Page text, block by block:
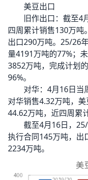
美豆出口
旧作出口：截至4
四周累计销售130万吨
出口290万吨。25/26
量4191万吨的77%；
3852万吨，完成计划
96%。
对华：4月16日当
对华销售4.32万吨，
44.62万吨，近四周累
截至4月16日，25/
执行合同145万吨，出
2234万吨。